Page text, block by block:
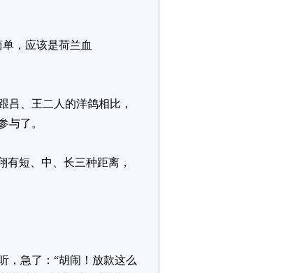
，应该是荷兰血
吕、王二人的洋鸽相比，
与了。
短、中、长三种距离，
，急了：“胡闹！放款这么